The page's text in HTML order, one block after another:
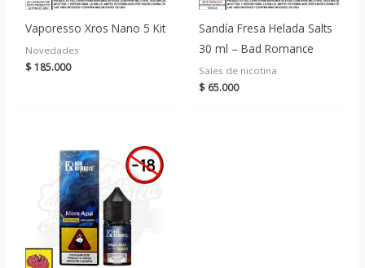
Vaporesso Xros Nano 5 Kit
Novedades
$185.000
Sandía Fresa Helada Salts
30 ml – Bad Romance
Sales de nicotina
$ 65.000